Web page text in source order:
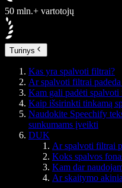
50 mln.+ vartotojų
Turinys
Kas yra spalvoti filtrai?
Ar spalvoti filtrai
Kam gali padėti spalvoti
Kaip išsirinkti tinkamą
Naudokite Speechify
sunkumams įveikti
DUK
Ar spalvoti filtrai
Koks spalvos
Kam dar
Ar skaitymo